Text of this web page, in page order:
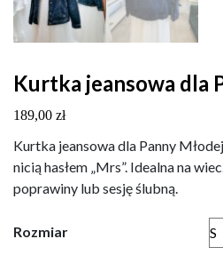
Kurtka jeansowa dla
189,00 zł
Kurtka jeansowa dla Panny
nicią hasłem „Mrs”. Idealna na
poprawiny lub sesję ślubną.
Rozmiar